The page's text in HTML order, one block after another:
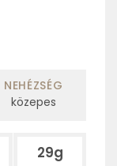
NEHÉZSÉG
közepes
29g